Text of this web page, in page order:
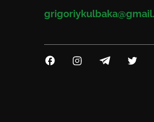
Email
Посилання на Facebook
Посилання на Instagram
Посилання на